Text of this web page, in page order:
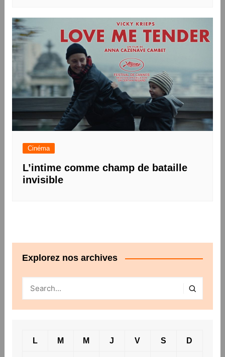
Cinéma
L’intime comme champ de bataille
invisible
Explorez nos archives
L M M J V S D